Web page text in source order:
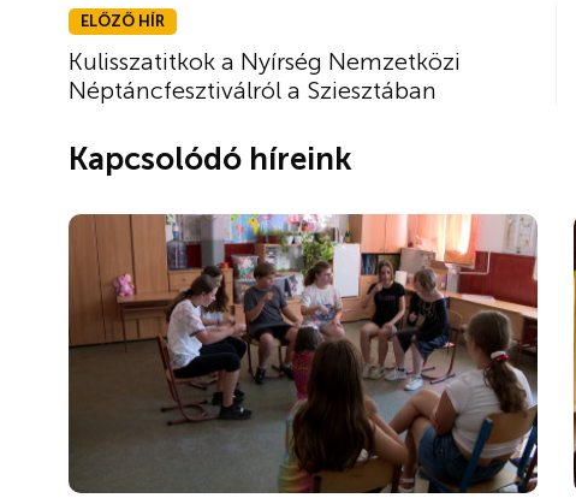
ELŐZŐ HÍR
Kulisszatitkok a Nyírség Nemzetközi
Néptáncfesztiválról a Sziesztában
Kapcsolódó híreink